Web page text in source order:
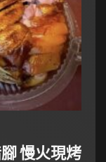
慢火現烤